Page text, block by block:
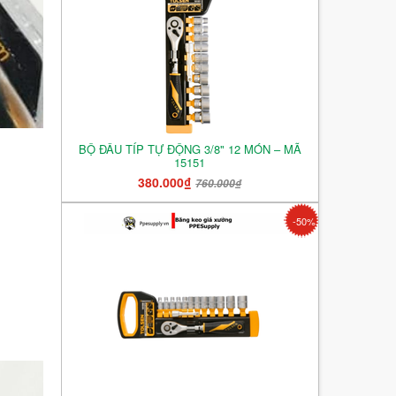
BỘ ĐẦU TÍP TỰ ĐỘNG 3/8" 12 MÓN – MÃ
15151
380.000₫760.000₫
-50%